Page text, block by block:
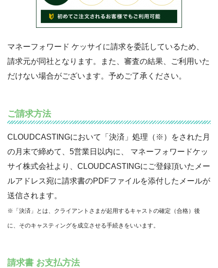
マネーフォワード ケッサイに請求を委託しているため、
請求元が同社となります。また、審査の結果、ご利用いた
だけない場合がございます。予めご了承ください。
ご請求方法
CLOUDCASTINGにおいて「決済」処理（※）をされた月
の月末で締めて、5営業日以内に、 マネーフォワードケッ
サイ株式会社より、CLOUDCASTINGにご登録頂いたメー
ルアドレス宛に請求書のPDFファイルを添付したメールが
送信されます。
※「決済」とは、クライアントさまが起用するキャストの確定（合格）後
に、そのキャスティングを成立させる手続きをいいます。
請求書 お支払方法